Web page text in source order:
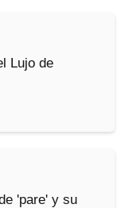
Lujo de
'pare' y su